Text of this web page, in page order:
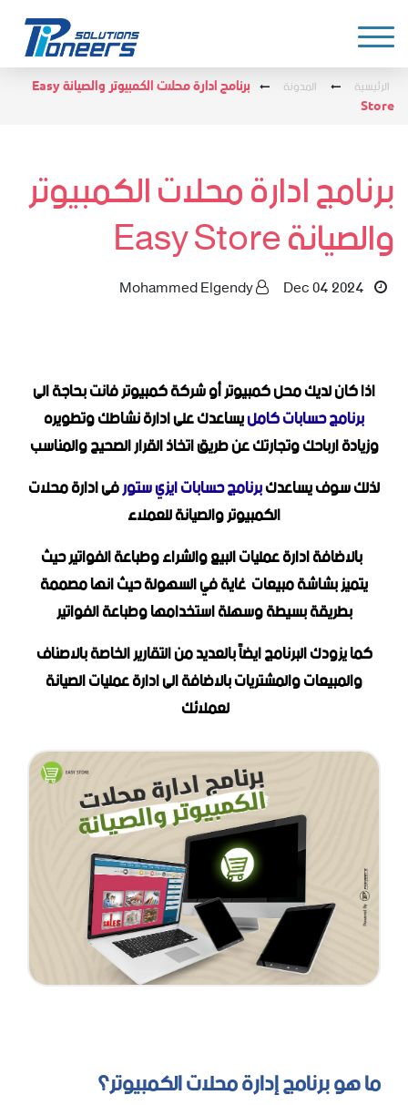
الرئيسية المدونة
برنامج ادارة محلات الكمبيوتر والصيانة Easy
Store
برنامج ادارة محلات الكمبيوتر
والصيانة Easy Store
Dec 04 2024
Mohammed Elgendy
اذا كان لديك محل كمبيوتر أو شركة كمبيوتر فانت بحاجة الى
برنامج حسابات كامليساعدك على ادارة نشاطك وتطويره
وزيادة ارباحك وتجارتك عن طريق اتخاذ القرار الصحيح والمناسب
لذلك سوف يساعدكبرنامج حسابات ايزي ستورفى ادارة محلات
الكمبيوتر والصيانة للعملاء
بالاضافة ادارة عمليات البيع والشراء وطباعة الفواتير حيث
يتميز بشاشة مبيعات غاية في السهولة حيث انها مصممة
بطريقة بسيطة وسهلة استخدامها وطباعة الفواتير
كما يزودك البرنامج ايضاً بالعديد من التقارير الخاصة بالاصناف
والمبيعات والمشتريات بالاضافة الى ادارة عمليات الصيانة
لعملائك
ما هو برنامج إدارة محلات الكمبيوتر؟